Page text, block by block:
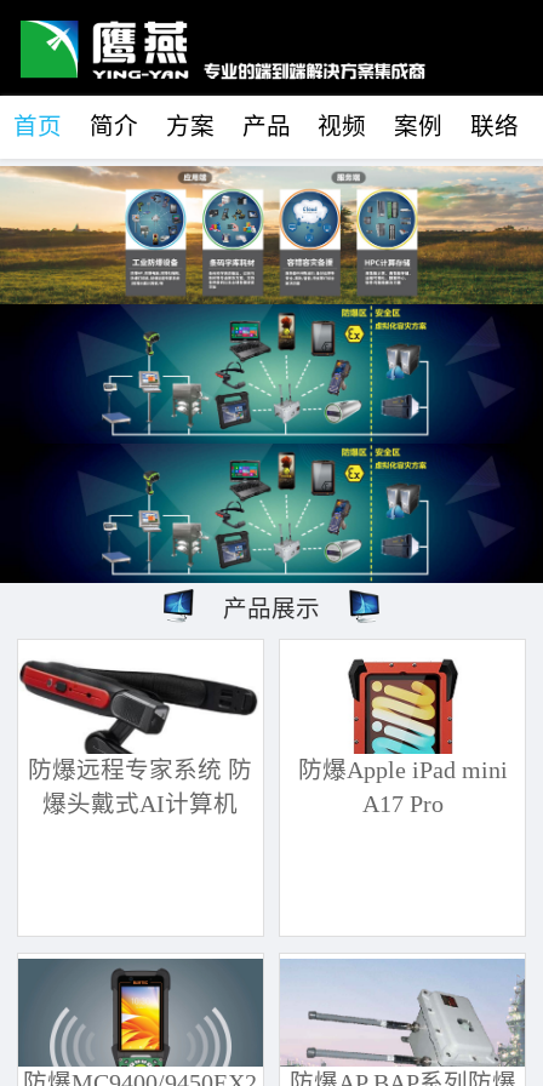
首页 简介 方案 产品 视频 案例 联络
产品展示
防爆远程专家系统 防
爆头戴式AI计算机
防爆Apple iPad mini
A17 Pro